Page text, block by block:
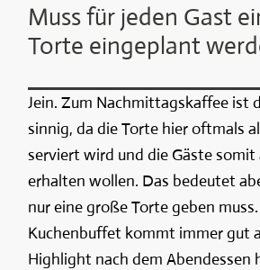
Muss für jeden Gast
Torte eingeplant
Jein. Zum Nachmittagskaffee ist
sinnig, da die Torte hier oftmals
serviert wird und die Gäste somit
erhalten wollen. Das bedeutet
nur eine große Torte geben
Kuchenbuffet kommt immer gut
Highlight nach dem Abendessen